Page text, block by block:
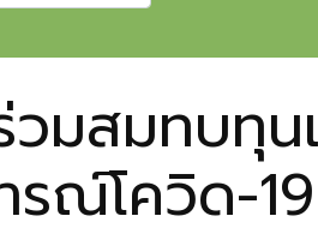
วมสมทบทุน
รณ์โควิด-